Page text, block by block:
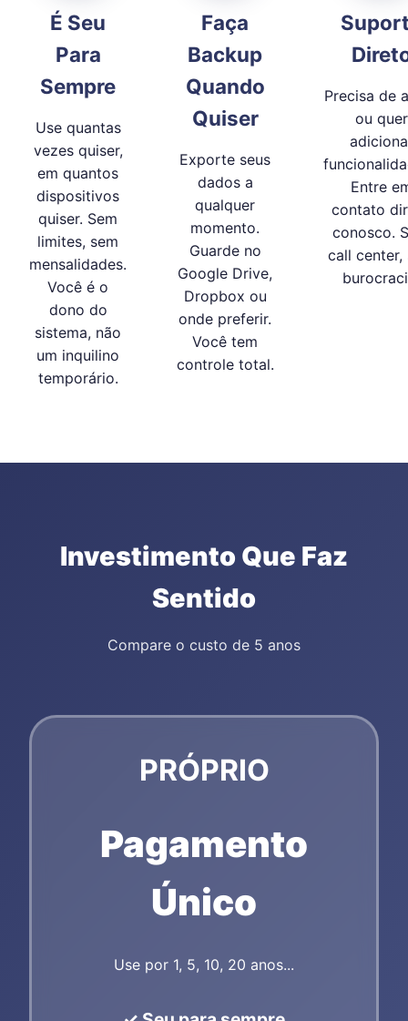
É Seu
Para
Sempre
Use quantas
vezes quiser,
em quantos
dispositivos
quiser. Sem
limites, sem
mensalidades.
Você é o
dono do
sistema, não
um inquilino
temporário.
Faça
Backup
Quando
Quiser
Exporte seus
dados a
qualquer
momento.
Guarde no
Google Drive,
Dropbox ou
onde preferir.
Você tem
controle total.
Precisa de
ou quer
Entre
contato
conosco.
call center,
Investimento Que Faz
Sentido
Compare o custo de 5 anos
PRÓPRIO
Pagamento
Único
Use por 1, 5, 10, 20 anos...